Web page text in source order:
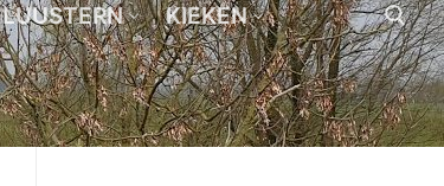
LUUSTERN KIEKEN
Zoeken naar: